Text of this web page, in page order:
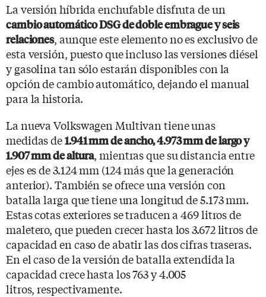
La versión híbrida enchufable disfruta de un
cambio automático DSG de doble embrague y seis
relaciones, aunque este elemento no es exclusivo de
esta versión, puesto que incluso las versiones diésel
y gasolina tan sólo estarán disponibles con la
opción de cambio automático, dejando el manual
para la historia.
La nueva Volkswagen Multivan tiene unas
medidas de1.941 mm de ancho, 4.973 mm de largo y
1.907 mm de altura, mientras que su distancia entre
ejes es de 3.124 mm (124 más que la generación
anterior). También se ofrece una versión con
batalla larga que tiene una longitud de 5.173 mm.
Estas cotas exteriores se traducen a 469 litros de
maletero, que pueden crecer hasta los 3.672 litros de
capacidad en caso de abatir las dos cifras traseras.
En el caso de la versión de batalla extendida la
capacidad crece hasta los 763 y 4.005
litros, respectivamente.